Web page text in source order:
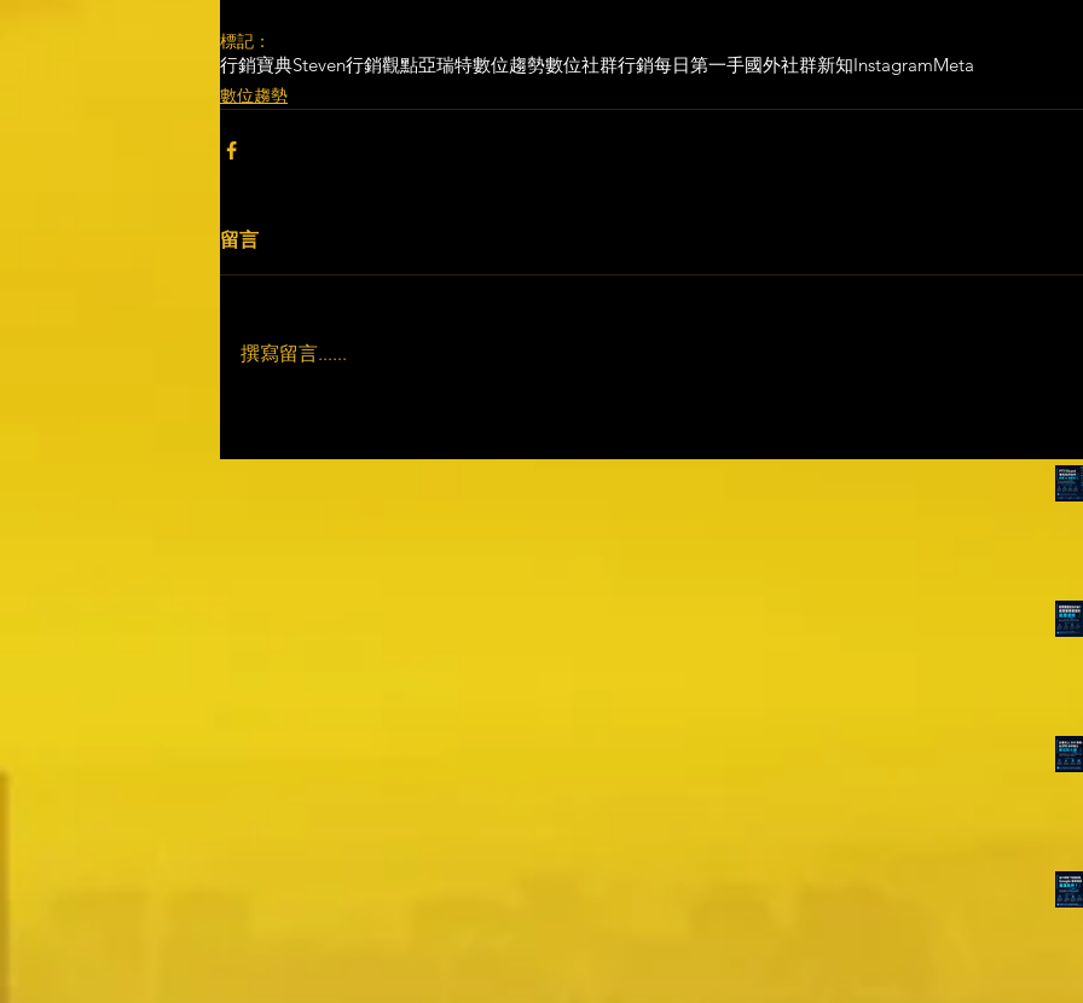
標記：
行銷寶典Steven行銷觀點亞瑞特數位趨勢數位社群行銷每日第一手國外社群新知InstagramMeta
數位趨勢
留言
撰寫留言......